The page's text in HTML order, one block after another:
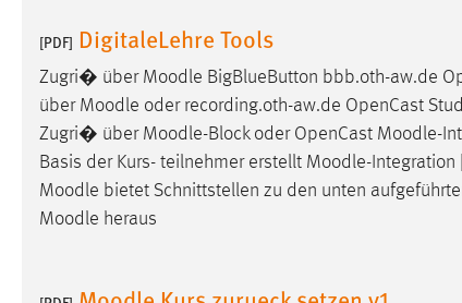
[PDF] DigitaleLehre Tools
Zugri� über Moodle BigBlueButton bbb.oth-aw.de
über Moodle oder recording.oth-aw.de OpenCast
Zugri� über Moodle-Block oder OpenCast Moodle-
Basis der Kurs- teilnehmer erstellt Moodle-Integration
Moodle bietet Schnittstellen zu den unten
Moodle heraus
Name: _gcl_au
Anbieter: Google Ireland Limited
Zweck: Conversion-Tracking
Cookie Laufzeit:
Facebook Pixel